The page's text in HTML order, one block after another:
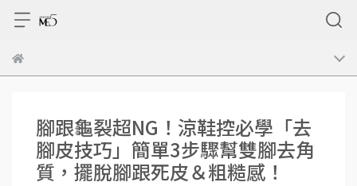
腳跟龜裂超NG！涼鞋控必學「去
腳皮技巧」簡單3步驟幫雙腳去角
質，擺脫腳跟死皮＆粗糙感！